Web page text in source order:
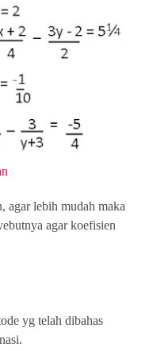
agar lebih mudah maka
agar koefisien
yg telah dibahas